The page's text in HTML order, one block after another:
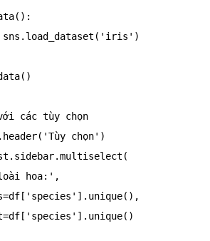
( ) :
. load_dataset ( 'iris' )
( )
các tùy chọn
header( 'Tùy chọn' )
. sidebar.multiselect (
hoa:' ,
=df[ 'species' ] . unique( ) ,
=df[ 'species' ] . unique( )